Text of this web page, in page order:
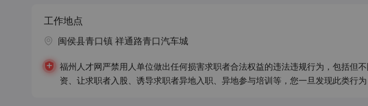
工作地点
闽侯县青口镇 祥通路青口汽车城
福州人才网严禁用人单位做出任何损害求职者合法权益的违法违规行为，包括但
资、让求职者入股、诱导求职者异地入职、异地参与培训等，您一旦发现此类行